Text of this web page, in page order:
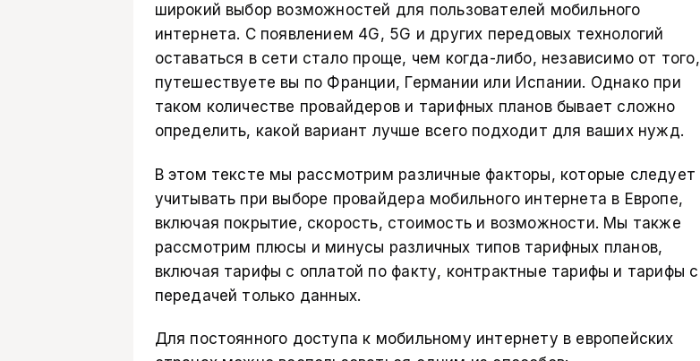
широкий выбор возможностей для пользователей мобильного
интернета. С появлением 4G, 5G и других передовых технологий
оставаться в сети стало проще, чем когда-либо, независимо от того,
путешествуете вы по Франции, Германии или Испании. Однако при
таком количестве провайдеров и тарифных планов бывает сложно
определить, какой вариант лучше всего подходит для ваших нужд.
В этом тексте мы рассмотрим различные факторы, которые следует
учитывать при выборе провайдера мобильного интернета в Европе,
включая покрытие, скорость, стоимость и возможности. Мы также
рассмотрим плюсы и минусы различных типов тарифных планов,
включая тарифы с оплатой по факту, контрактные тарифы и тарифы с
передачей только данных.
Для постоянного доступа к мобильному интернету в европейских